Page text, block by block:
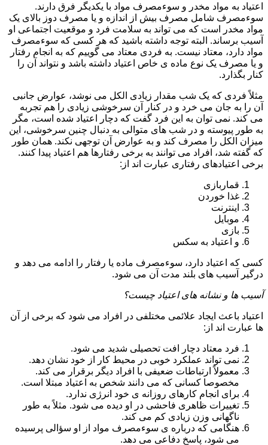
اعتیاد به مواد مخدر و سوءمصرف مواد با یکدیگر فرق دارند.
سوءمصرف شامل مصرف بیش از اندازه و یا مصرف دوز بالای یک
مواد مخدر است که می تواند به سلامت فرد و موقعیت اجتماعی او
آسیب برساند. البته توجه داشته باشید که هر کسی که سوءمصرف
مواد دارد، معتاد نیست. به فردی معتاد می گوییم که به انجام رفتار
و یا مصرف یک نوع ماده ی خاص اعتیاد داشته باشد و نتواند آن را
کنار بگذارد.
مثلاً فردی که یک شب مقدار زیادی الکل می نوشد، عوارض جانبی
آن را به جان می خرد و در کنار آن سرخوشی زیادی را هم تجربه
می کند. نمی توان به این فرد گفت که دچار اعتیاد شده است، مگر
به طور پیوسته و در شب های متوالی به دنبال چنین سرخوشی، این
میزان الکل را مصرف کند و به عوارض آن توجهی نکند. همان طور
که گفته شد، افراد می توانند به برخی رفتارها هم اعتیاد پیدا کنند.
برخی اعتیادهای رفتاری عبارت اند از:
قماربازی
غذا خوردن
اینترنت
موبایل
بازی
و اعتیاد به سکس
کسی که اعتیاد دارد، سوءمصرف ماده یا رفتار را ادامه می دهد و
درگیر آسیب های بلند مدت آن می شود.
آسیب ها و نشانه های اعتیاد چیست؟
اعتیاد باعث ایجاد علائمی مختلفی در افراد می شود که برخی از آن
ها عبارت اند از:
فرد معتاد دچار افت تحصیلی شدید می شود.
نمی تواند عملکرد خوبی در محیط کار از خود نشان دهد.
معمولاً ارتباطات ضعیفی با افراد دیگر برقرار می کند.
مخصوصا کسانی که می دانند شخص به اعتیاد مبتلا است.
برای انجام کارهای روزانه ی خود انرژی ندارد.
تغییرات ظاهری فاحشی در او دیده می شود. مثلاً به طور
ناگهانی وزن زیادی کم می کند.
هنگامی که درباره ی سوءمصرف مواد از او سؤالی پرسیده
می شود، پاسخ دفاعی می دهد.